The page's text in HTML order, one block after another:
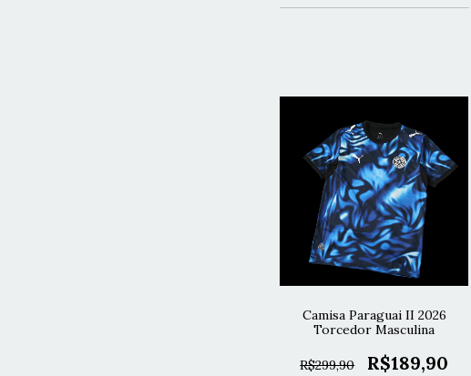
Camisa Paraguai II 2026
Torcedor Masculina
R$299,90 R$189,90